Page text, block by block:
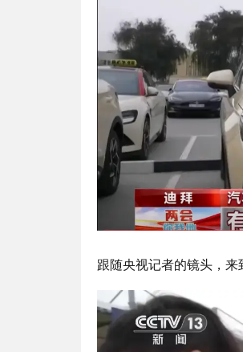
跟随央视记者的镜头，来